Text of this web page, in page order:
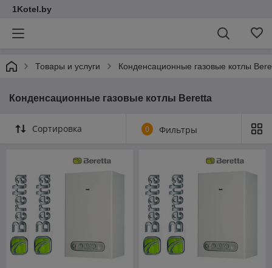
1Kotel.by
Товары и услуги Конденсационные газовые котлы
Конденсационные газовые котлы Beretta
Сортировка 0 Фильтры